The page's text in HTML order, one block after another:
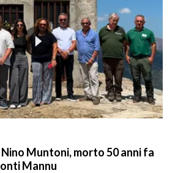
Muntoni, morto 50 anni fa
Mannu